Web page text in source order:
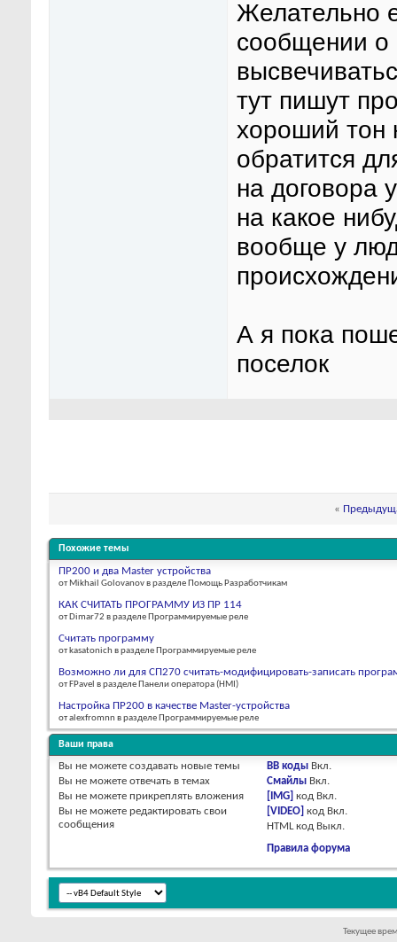
Желательно
сообщении о
тут пишут
хороший тон
обратится
на договора
на какое
вообще у
А я пока
поселок
«
Похожие темы
ПР200 и два Master устройства
от Mikhail Golovanov в разделе Помощь Разработчикам
КАК СЧИТАТЬ ПРОГРАММУ ИЗ ПР 114
от Dimar72 в разделе Программируемые реле
Считать программу
от kasatonich в разделе Программируемые реле
Возможно ли для СП270 считать-модифицировать-записать
от FPavel в разделе Панели оператора (HMI)
Настройка ПР200 в качестве Master-устройства
от alexfromnn в разделе Программируемые реле
Ваши права
Вы не можете создавать новые темы
Вы не можете отвечать в темах
Вы не можете прикреплять вложения
Вы не можете редактировать свои
сообщения
BB коды Вкл.
Смайлы Вкл.
[IMG] код Вкл.
[VIDEO] код Вкл.
HTML код Выкл.
Правила форума
Текущее